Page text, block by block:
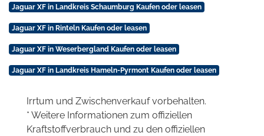
Jaguar XF in Landkreis Schaumburg Kaufen oder leasen
Jaguar XF in Rinteln Kaufen oder leasen
Jaguar XF in Weserbergland Kaufen oder leasen
Jaguar XF in Landkreis Hameln-Pyrmont Kaufen oder leasen
Irrtum und Zwischenverkauf vorbehalten.
* Weitere Informationen zum offiziellen
Kraftstoffverbrauch und zu den offiziellen